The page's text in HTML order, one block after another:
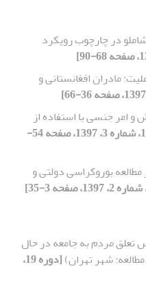
در چارچوب رویکرد
مادران افغانستانی و
امر جنسی با استفاده از
[دوره 19، شماره 3، 1397، صفحه 54-
بوروکراسی دولتی و
تعلق مردم به جامعه در حال
شهر تهران)
[دوره 19،